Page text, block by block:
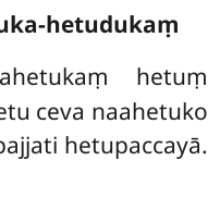
hetudukaṃ
hetuṃ
ceva naahetuko
hetupaccayā.